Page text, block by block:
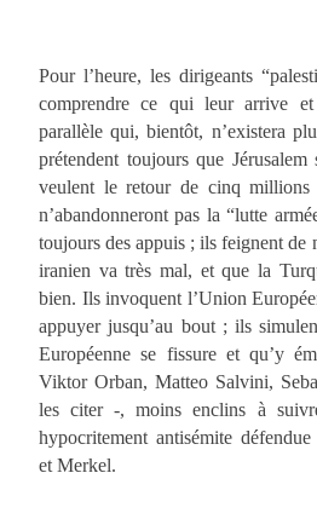
Pour l’heure, les dirigeants
comprendre ce qui leur arrive
parallèle qui, bientôt, n’existera
prétendent toujours que
veulent le retour de cinq millions
n’abandonneront pas la “lutte
toujours des appuis ; ils feignent de
iranien va très mal, et que la
bien. Ils invoquent l’Union
appuyer jusqu’au bout ; ils
Européenne se fissure et qu’y
Viktor Orban, Matteo Salvini,
les citer -, moins enclins à
hypocritement antisémite
et Merkel.